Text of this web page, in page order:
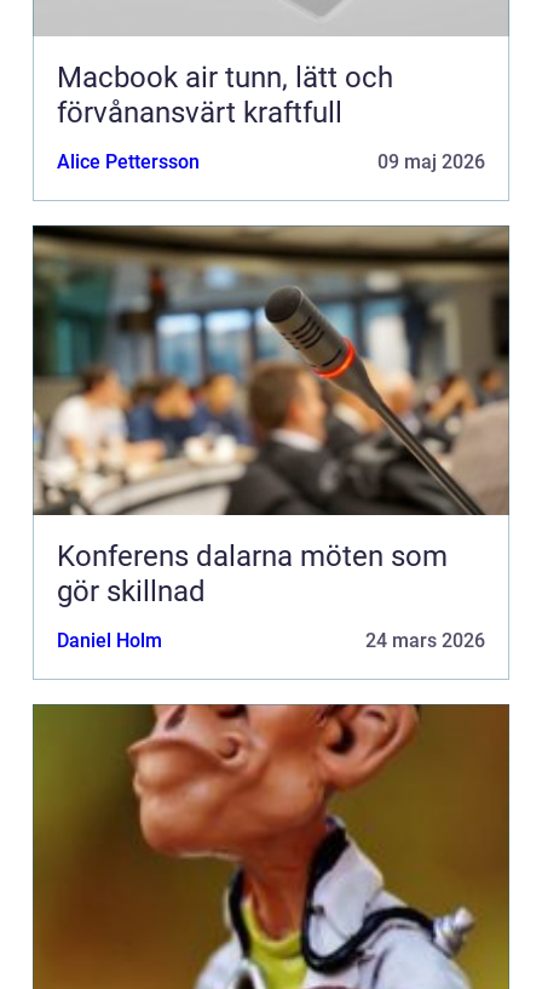
Macbook air tunn, lätt och
förvånansvärt kraftfull
Alice Pettersson 09 maj 2026
Konferens dalarna möten som
gör skillnad
Daniel Holm 24 mars 2026